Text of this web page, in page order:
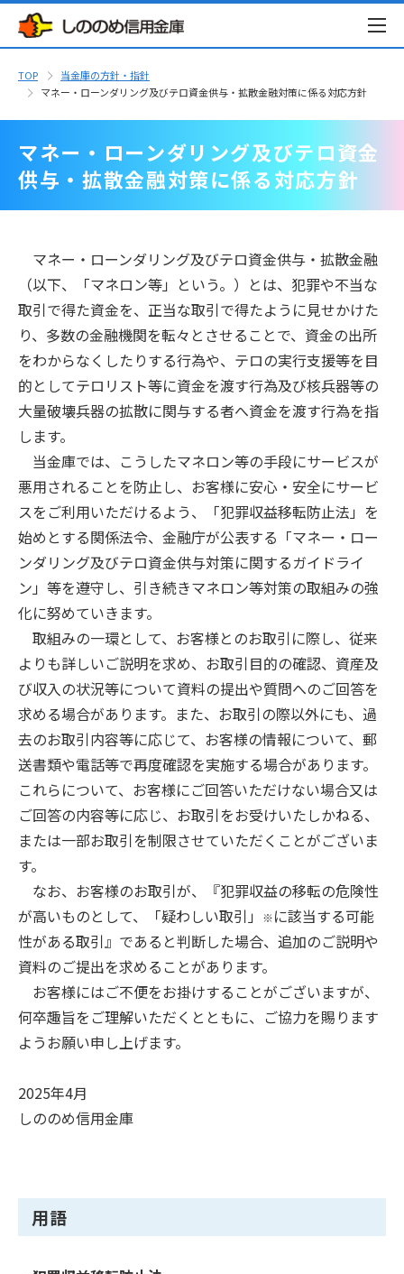
TOP
当金庫の方針・指針
マネー・ローンダリング及びテロ資金供与・拡散金融対策に係る対応方針
マネー・ローンダリング及びテロ資金
供与・拡散金融対策に係る対応方針
マネー・ローンダリング及びテロ資金供与・拡散金融
（以下、「マネロン等」という。）とは、犯罪や不当な
取引で得た資金を、正当な取引で得たように見せかけた
り、多数の金融機関を転々とさせることで、資金の出所
をわからなくしたりする行為や、テロの実行支援等を目
的としてテロリスト等に資金を渡す行為及び核兵器等の
大量破壊兵器の拡散に関与する者へ資金を渡す行為を指
します。
当金庫では、こうしたマネロン等の手段にサービスが
悪用されることを防止し、お客様に安心・安全にサービ
スをご利用いただけるよう、「犯罪収益移転防止法」を
始めとする関係法令、金融庁が公表する「マネー・ロー
ンダリング及びテロ資金供与対策に関するガイドライ
ン」等を遵守し、引き続きマネロン等対策の取組みの強
化に努めていきます。
取組みの一環として、お客様とのお取引に際し、従来
よりも詳しいご説明を求め、お取引目的の確認、資産及
び収入の状況等について資料の提出や質問へのご回答を
求める場合があります。また、お取引の際以外にも、過
去のお取引内容等に応じて、お客様の情報について、郵
送書類や電話等で再度確認を実施する場合があります。
これらについて、お客様にご回答いただけない場合又は
ご回答の内容等に応じ、お取引をお受けいたしかねる、
または一部お取引を制限させていただくことがございま
す。
なお、お客様のお取引が、『犯罪収益の移転の危険性
が高いものとして、「疑わしい取引」
※に該当する可能
性がある取引』であると判断した場合、追加のご説明や
資料のご提出を求めることがあります。
お客様にはご不便をお掛けすることがございますが、
何卒趣旨をご理解いただくとともに、ご協力を賜ります
ようお願い申し上げます。
2025年4月
しののめ信用金庫
用語